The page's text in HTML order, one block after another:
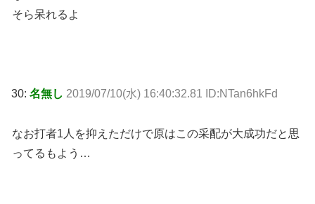
そら呆れるよ
30: 名無し 2019/07/10(水) 16:40:32.81 ID:NTan6hkFd
なお打者1人を抑えただけで原はこの采配が大成功だと思
ってるもよう…